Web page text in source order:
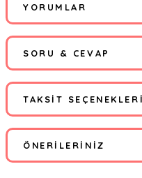
YORUMLAR
Bu ürüne
SORU & CEVAP
Ürün hakkında
TAKSIT SEÇENEKLERI
ÖNERILERINIZ